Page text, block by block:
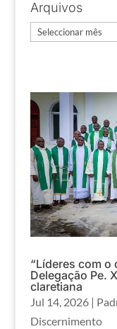
Arquivos
Arquivos
“Líderes com o
Delegação Pe.
claretiana
Jul 14, 2026|
Discernimento